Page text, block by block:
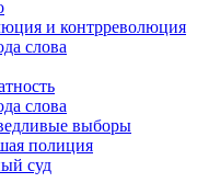
и контрреволюция
слова
слова
выборы
полиция
суд